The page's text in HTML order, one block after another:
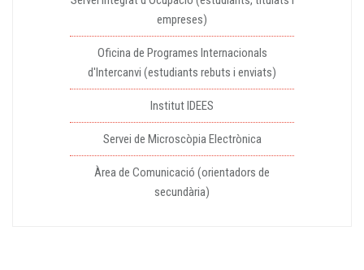
empreses)
Oficina de Programes Internacionals
d'Intercanvi (estudiants rebuts i enviats)
Institut IDEES
Servei de Microscòpia Electrònica
Àrea de Comunicació (orientadors de
secundària)